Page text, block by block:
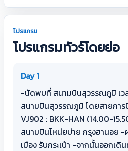
โปรแกรม
โปรแกรมทัวร์โดยย่อ
Day 1
-นัดพบที่ สนามบินสุวรรณภูมิ เว
สนามบินสุวรรณภูมิ โดยสายกา
VJ902 : BKK-HAN (14.00-
สนามบินโหน่ยบ่าย กรุงฮานอย -
เมือง รับกระเป๋า -จากนั้นออกเดิ